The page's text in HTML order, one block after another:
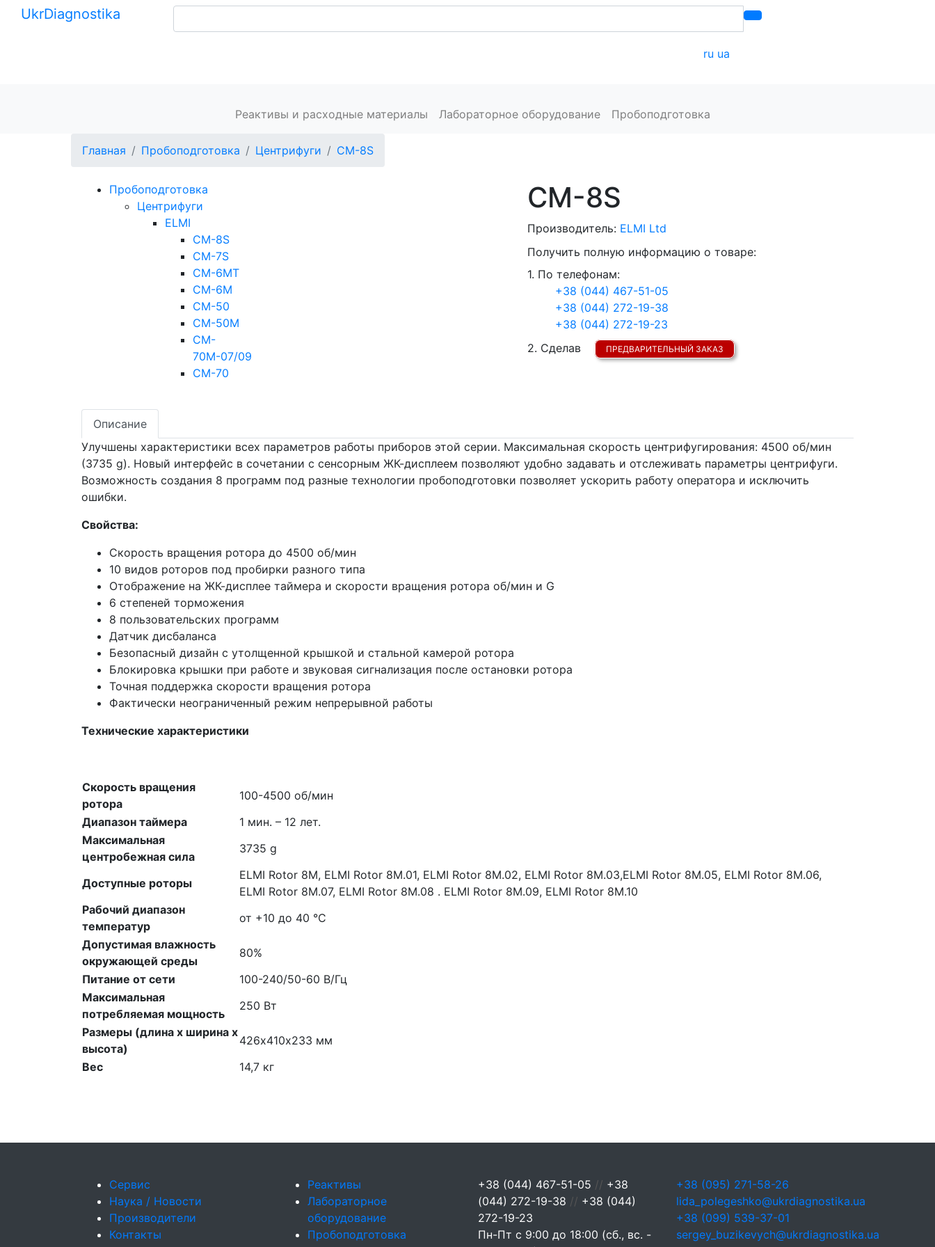
UkrDiagnostika
ru ua
Реактивы и расходные материалы Лабораторное оборудование Пробоподготовка
Главная Пробоподготовка Центрифуги СМ-8S
Пробоподготовка
Центрифуги
ELMI
СМ-8S
СМ-7S
CM-6MT
CM-6M
CM-50
СМ-50М
CM-
70М-07/09
CM-70
СМ-8S
Производитель: ELMI Ltd
Получить полную информацию о товаре:
1. По телефонам:
+38 (044) 467-51-05
+38 (044) 272-19-38
+38 (044) 272-19-23
2. Сделав
ПРЕДВАРИТЕЛЬНЫЙ ЗАКАЗ
Описание
Улучшены характеристики всех параметров работы приборов этой серии. Максимальная скорость центрифугирования: 4500 об/мин
(3735 g). Новый интерфейс в сочетании с сенсорным ЖК-дисплеем позволяют удобно задавать и отслеживать параметры центрифуги.
Возможность создания 8 программ под разные технологии пробоподготовки позволяет ускорить работу оператора и исключить
ошибки.
Свойства:
Скорость вращения ротора до 4500 об/мин
10 видов роторов под пробирки разного типа
Отображение на ЖК-дисплее таймера и скорости вращения ротора об/мин и G
6 степеней торможения
8 пользовательских программ
Датчик дисбаланса
Безопасный дизайн с утолщенной крышкой и стальной камерой ротора
Блокировка крышки при работе и звуковая сигнализация после остановки ротора
Точная поддержка скорости вращения ротора
Фактически неограниченный режим непрерывной работы
Технические характеристики
Скорость вращения
ротора
100-4500 об/мин
Диапазон таймера
1 мин. – 12 лет.
Максимальная
центробежная сила
3735 g
Доступные роторы
ELMI Rotor 8M, ELMI Rotor 8M.01, ELMI Rotor 8M.02, ELMI Rotor 8M.03,ELMI Rotor 8M.05, ELMI Rotor 8M.06,
ELMI Rotor 8M.07, ELMI Rotor 8M.08 . ELMI Rotor 8M.09, ELMI Rotor 8M.10
Рабочий диапазон
температур
от +10 до 40 °С
Допустимая влажность
окружающей среды
80%
Питание от сети
100-240/50-60 В/Гц
Максимальная
потребляемая мощность
250 Вт
Размеры (длина x ширина x
высота)
426х410х233 мм
Вес
14,7 кг
Сервис
Наука / Новости
Производители
Контакты
Реактивы
Лабораторное
оборудование
Пробоподготовка
+38 (044) 467-51-05 // +38
(044) 272-19-38 // +38 (044)
272-19-23
Пн-Пт с 9:00 до 18:00 (сб., вс. -
+38 (095) 271-58-26
lida_polegeshko@ukrdiagnostika.ua
+38 (099) 539-37-01
sergey_buzikevych@ukrdiagnostika.ua